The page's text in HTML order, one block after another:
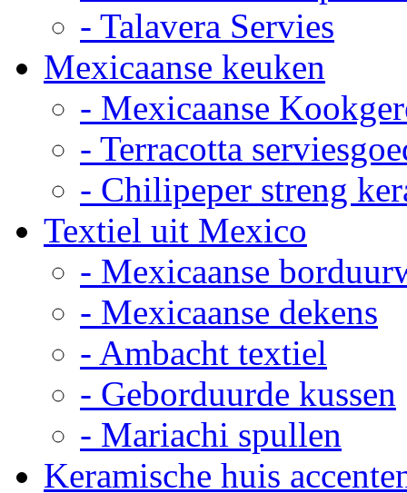
- Talavera Servies
Mexicaanse keuken
- Mexicaanse
- Terracotta
- Chilipeper streng
Textiel uit Mexico
- Mexicaanse
- Mexicaanse dekens
- Ambacht textiel
- Geborduurde kussen
- Mariachi spullen
Keramische huis